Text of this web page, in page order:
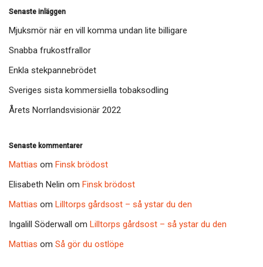
Senaste inläggen
Mjuksmör när en vill komma undan lite billigare
Snabba frukostfrallor
Enkla stekpannebrödet
Sveriges sista kommersiella tobaksodling
Årets Norrlandsvisionär 2022
Senaste kommentarer
Mattias om Finsk brödost
Elisabeth Nelin om Finsk brödost
Mattias om Lilltorps gårdsost – så ystar du den
Ingalill Söderwall om Lilltorps gårdsost – så ystar du den
Mattias om Så gör du ostlöpe